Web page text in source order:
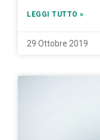
LEGGI TUTTO »
29 Ottobre 2019